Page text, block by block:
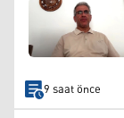
9 saat önce